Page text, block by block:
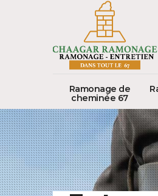
Ramonage de
cheminée 67